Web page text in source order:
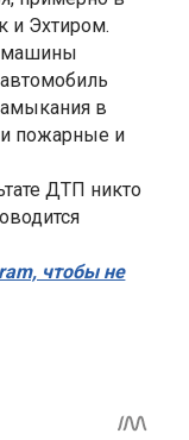
и Эхтиром.
машины
в
пожарные и
ДТП никто
чтобы не